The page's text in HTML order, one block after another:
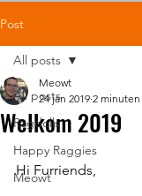
Post
All posts
Ragdolls
Happy Raggies
Meowt
All posts
Welkom 2019
Meowt
24 jan 2019 2
Hi Furriends,